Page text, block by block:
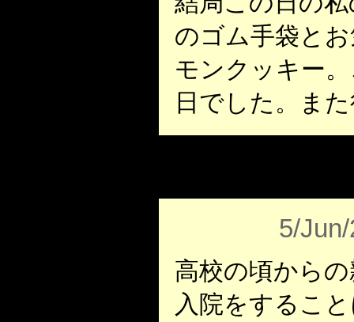
のゴム手袋と
モンクッキー
日でした。ま
5/
高校の頃から
入院をするこ